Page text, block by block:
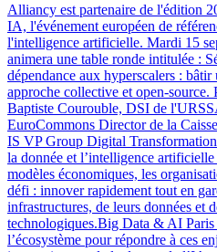
Alliancy est partenaire de l'édition
IA, l'événement européen de
l'intelligence artificielle. Mardi 15
animera une table ronde intitulée :
dépendance aux hyperscalers :
approche collective et open-source.
Baptiste Courouble, DSI de
EuroCommons Director de la
IS VP Group Digital
la donnée et l’intelligence
modèles économiques, les
défi : innover rapidement tout en
infrastructures, de leurs données et
technologiques.Big Data & AI Paris
l’écosystème pour répondre à ces